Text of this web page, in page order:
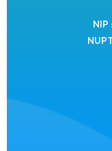
NIP